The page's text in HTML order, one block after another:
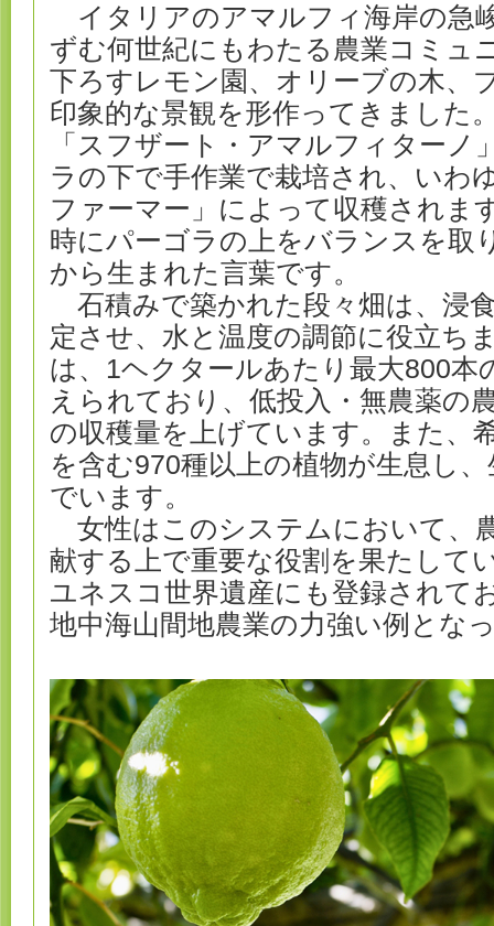
イタリアのアマルフィ海岸の急
ずむ何世紀にもわたる農業コミュ
下ろすレモン園、オリーブの木、
印象的な景観を形作ってきました
「スフザート・アマルフィターノ
ラの下で手作業で栽培され、いわ
ファーマー」によって収穫されま
時にパーゴラの上をバランスを取
から生まれた言葉です。
石積みで築かれた段々畑は、浸
定させ、水と温度の調節に役立ち
は、1ヘクタールあたり最大800本
えられており、低投入・無農薬の
の収穫量を上げています。また、
を含む970種以上の植物が生息し
でいます。
女性はこのシステムにおいて、
献する上で重要な役割を果たして
ユネスコ世界遺産にも登録されて
地中海山間地農業の力強い例とな